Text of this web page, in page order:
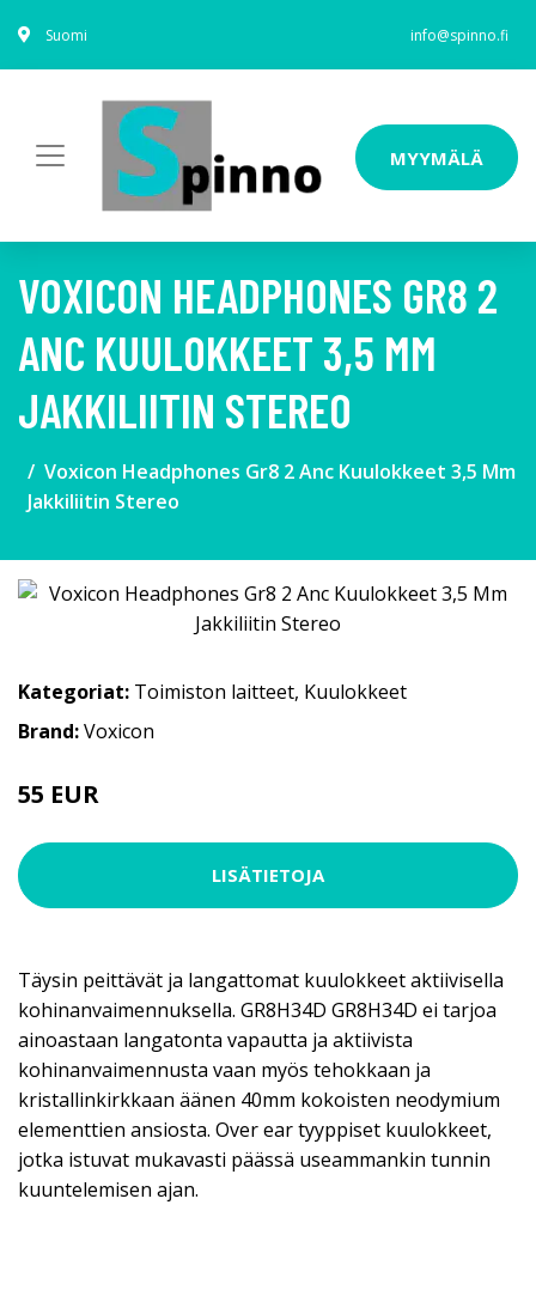
Suomi info@spinno.fi
MYYMÄLÄ
VOXICON HEADPHONES GR8 2
ANC KUULOKKEET 3,5 MM
JAKKILIITIN STEREO
Voxicon Headphones Gr8 2 Anc Kuulokkeet 3,5 Mm
Jakkiliitin Stereo
Kategoriat: Toimiston laitteet, Kuulokkeet
Brand:Voxicon
55 EUR
LISÄTIETOJA
Täysin peittävät ja langattomat kuulokkeet aktiivisella
kohinanvaimennuksella. GR8H34D GR8H34D ei tarjoa
ainoastaan langatonta vapautta ja aktiivista
kohinanvaimennusta vaan myös tehokkaan ja
kristallinkirkkaan äänen 40mm kokoisten neodymium
elementtien ansiosta. Over ear tyyppiset kuulokkeet,
jotka istuvat mukavasti päässä useammankin tunnin
kuuntelemisen ajan.